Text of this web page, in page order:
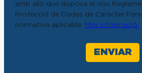
amb allò que disposa el nou
Protecció de Dades de Caràcter
normativa aplicable. Més informació.